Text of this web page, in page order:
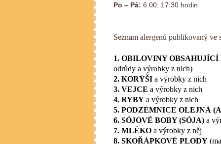
Po – Pá: 6:00; 17:30 hodin
Seznam alergenů publikovaný
1. OBILOVINY OBSAHUJÍCÍ
odrůdy a výrobky z nich)
2. KORÝŠI a výrobky z nich
3. VEJCE a výrobky z nich
4. RYBY a výrobky z nich
5. PODZEMNICE OLEJNÁ
6. SÓJOVÉ BOBY (SÓJA) a
7. MLÉKO a výrobky z něj
8. SKOŘÁPKOVÉ PLODY